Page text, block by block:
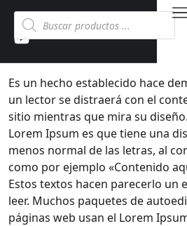
Es un hecho establecido hace
un lector se distraerá con el
sitio mientras que mira su
Lorem Ipsum es que tiene una
menos normal de las letras, al
como por ejemplo «Contenido
Estos textos hacen parecerlo un
leer. Muchos paquetes de
páginas web usan el Lorem